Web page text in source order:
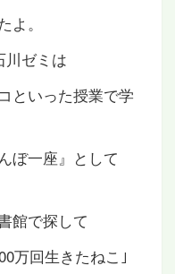
。
川ゼミは
といった授業で学
ぼ一座』として
館で探して
万回生きたねこ｣